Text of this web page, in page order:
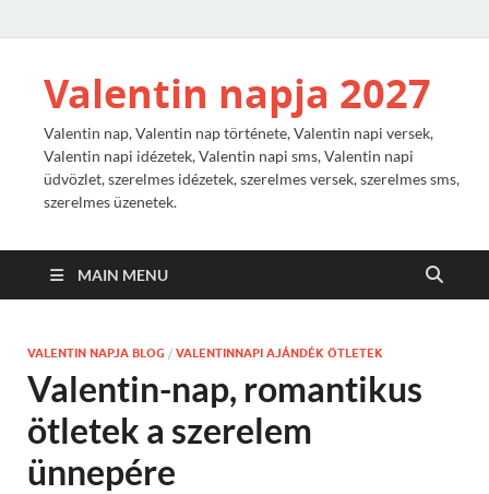
Valentin napja 2027
Valentin nap, Valentin nap története, Valentin napi versek,
Valentin napi idézetek, Valentin napi sms, Valentin napi
üdvözlet, szerelmes idézetek, szerelmes versek, szerelmes sms,
szerelmes üzenetek.
MAIN MENU
VALENTIN NAPJA BLOG / VALENTINNAPI AJÁNDÉK ÖTLETEK
Valentin-nap, romantikus
ötletek a szerelem
ünnepére